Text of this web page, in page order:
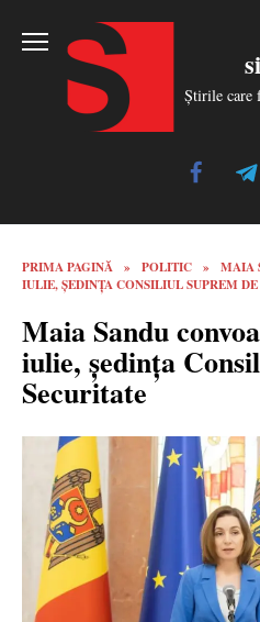
Știrile care
PRIMA PAGINĂ » POLITIC »
MAIA
IULIE, ȘEDINȚA CONSILIUL SUPREM DE
Maia Sandu
iulie, ședința
Securitate